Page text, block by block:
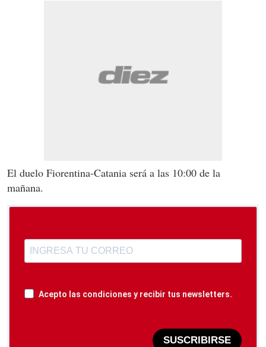
El duelo Fiorentina-Catania será a las 10:00 de la
mañana.
Acepto las condiciones y recibir tus newsletters.
SUSCRIBIRSE